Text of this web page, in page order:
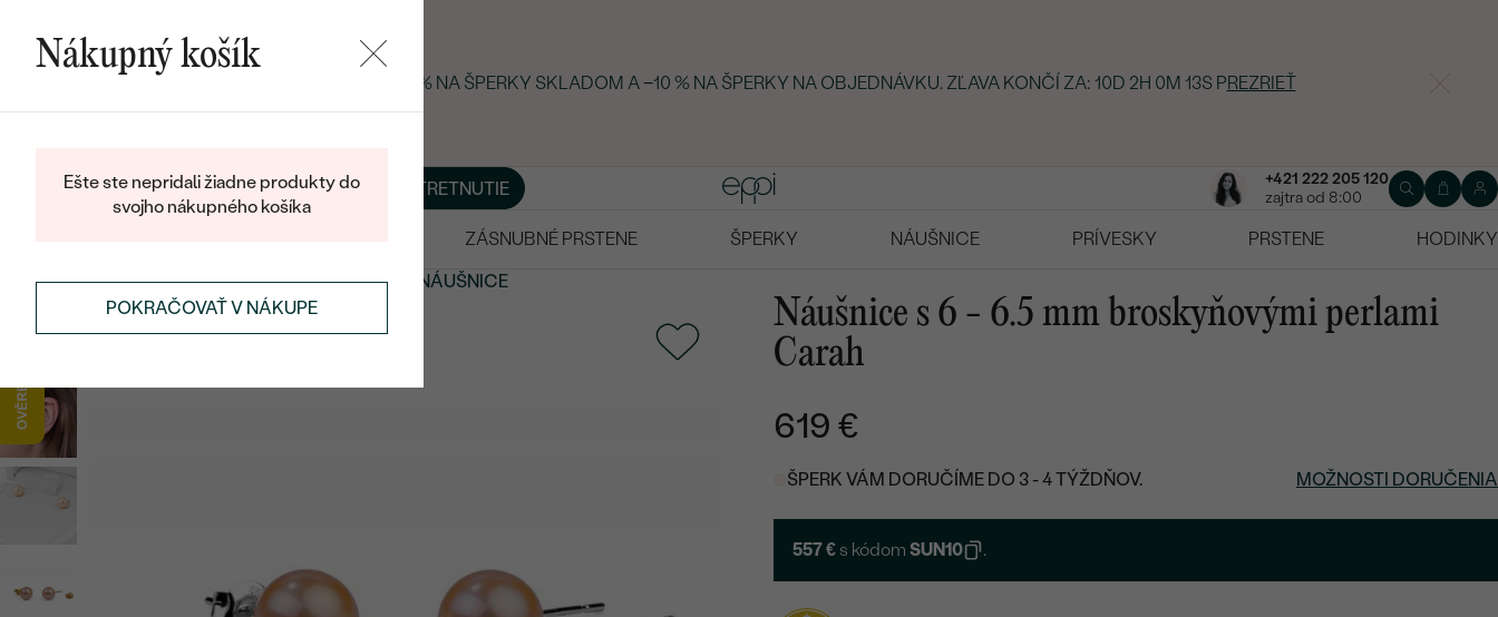
LETNÝ BLACK FRIDAY: −25 % NA ŠPERKY SKLADOM A −10 % NA ŠPERKY NA OBJEDNÁVKU. ZĽAVA KONČÍ ZA: 10D 2H 0M 12SPREZRIEŤ
BLOGŠPERKY NA MIERU DOHODNÚŤ STRETNUTIE
+421 222 205 120
zajtra od 8:00
ZÁSNUBNÉ PRSTENE ŠPERKY NÁUŠNICE PRÍVESKY PRSTENE
HODINKY
NÁUŠNICENÁUŠNICE S DRAHOKAMAMIPERLOVÉ NÁUŠNICE
Náušnice s 6 - 6.5 mm broskyňovými perlami
Carah
619 €
ŠPERK VÁM DORUČÍME DO 3 - 4 TÝŽDŇOV. MOŽNOSTI DORUČENIA
557 € s kódomSUN10 .
Nákupný košík
Ešte ste nepridali žiadne produkty do
svojho nákupného košíka
POKRAČOVAŤ V NÁKUPE